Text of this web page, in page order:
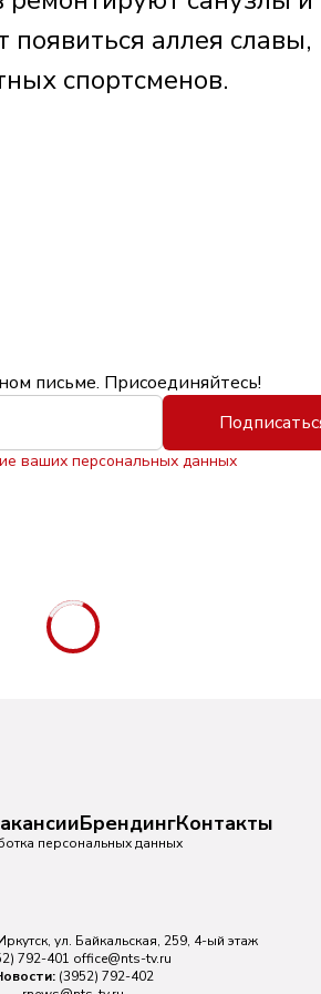
аллея славы,
спортсменов.
письме. Присоединяйтесь!
ваших персональных данных
БрендингКонтакты
персональных данных
ул. Байкальская, 259, 4-ый этаж
792-401 office@nts-tv.ru
(3952) 792-402